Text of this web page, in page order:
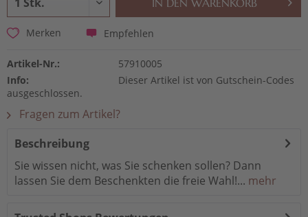
Merken Empfehlen
Artikel-Nr.:
57910005
Info:
Dieser Artikel ist von Gutschein-Codes
ausgeschlossen.
Fragen zum Artikel?
Beschreibung
Sie wissen nicht, was Sie schenken sollen? Dann
lassen Sie dem Beschenkten die freie Wahl!... mehr